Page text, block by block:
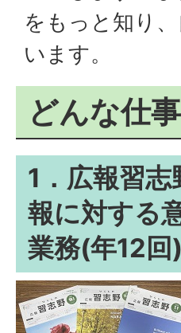
をもっと知り
います。
どんな仕
1．広報習
報に対する
業務(年12回)